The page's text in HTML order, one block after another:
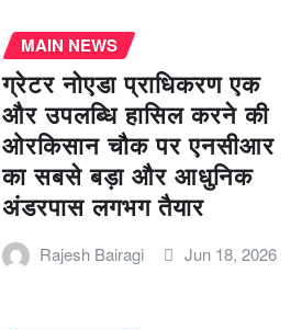
MAIN NEWS
ग्रेटर नोएडा प्राधिकरण एक
और उपलब्धि हासिल करने की
ओरकिसान चौक पर एनसीआर
का सबसे बड़ा और आधुनिक
अंडरपास लगभग तैयार
Rajesh Bairagi Jun 18, 2026